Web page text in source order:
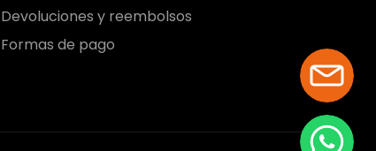
Devoluciones y reembolsos
Formas de pago